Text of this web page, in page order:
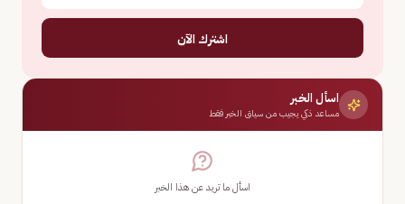
اشترك الآن
اسأل الخبر
مساعد ذكي يجيب من سياق الخبر فقط
اسأل ما تريد عن هذا الخبر